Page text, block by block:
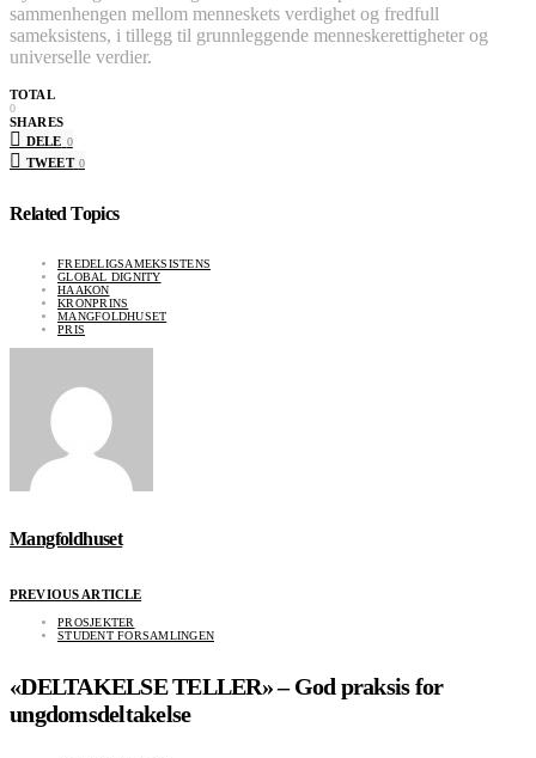
sammenhengen mellom menneskets verdighet og fredfull
sameksistens, i tillegg til grunnleggende menneskerettigheter og
universelle verdier.
TOTAL
0
SHARES
DELE 0
TWEET 0
Related Topics
FREDELIGSAMEKSISTENS
GLOBAL DIGNITY
HAAKON
KRONPRINS
MANGFOLDHUSET
PRIS
Mangfoldhuset
PREVIOUS ARTICLE
PROSJEKTER
STUDENT FORSAMLINGEN
«DELTAKELSE TELLER» – God praksis for
ungdomsdeltakelse